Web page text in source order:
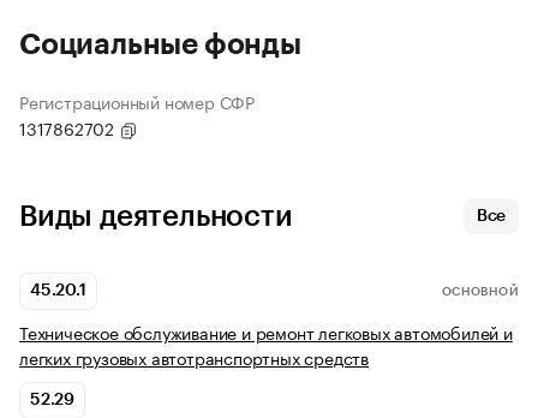
Социальные фонды
Регистрационный номер СФР
1317862702
Виды деятельности Все
45.20.1 ОСНОВНОЙ
Техническое обслуживание и ремонт легковых автомобилей и
легких грузовых автотранспортных средств
52.29